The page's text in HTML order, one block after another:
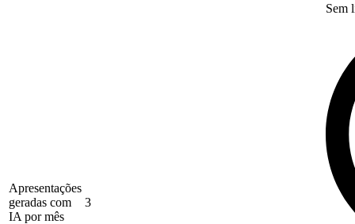
Apresentações
geradas com
IA por mês
3
Sem